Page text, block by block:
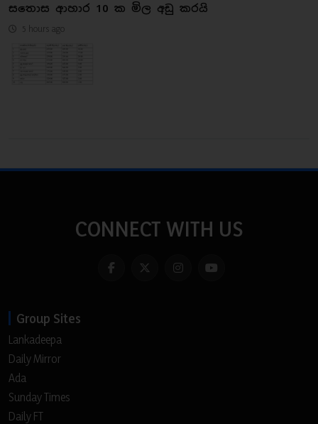
සතොස ආහාර 10 ක මිල අඩු කරයි
5 hours ago
CONNECT WITH US
Group Sites
Lankadeepa
Daily Mirror
Ada
Sunday Times
Daily FT